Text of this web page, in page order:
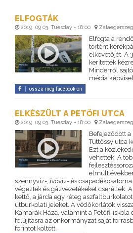
ELFOGTÁK
2019. 09 03. Tuesday - 18:00 Zalaegerszeg
Elfogta a
történt
elkövetőjét. A
kerítették
Minderről
média
ossza meg facebook-on
ELKÉSZÜLT A PETŐFI UTCA
2019. 09 03. Tuesday - 18:00 Zalaegerszeg
Befejeződött a
Tüttőssy utca
Ezt a
vehették. A
elmúlt
szennyvíz-, ívóvíz- és
végeztek és gázvezetékeket cseréltek.
kettő, a járda egy réteg
útburkolati jeleket. A védőkorlátok
Kamarák Háza, valamint a Petőfi-iskola
felújításra az önkormányzat saját
forintot költött.